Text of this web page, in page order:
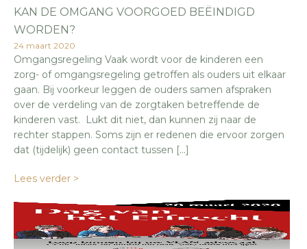
KAN DE OMGANG VOORGOED BEËINDIGD
WORDEN?
24 maart 2020
Omgangsregeling Vaak wordt voor de kinderen een
zorg- of omgangsregeling getroffen als ouders uit elkaar
gaan. Bij voorkeur leggen de ouders samen afspraken
over de verdeling van de zorgtaken betreffende de
kinderen vast. Lukt dit niet, dan kunnen zij naar de
rechter stappen. Soms zijn er redenen die ervoor zorgen
dat (tijdelijk) geen contact tussen […]
Lees verder >